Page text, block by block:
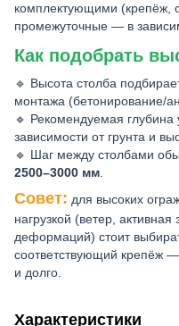
комплектующими (крепёж,
промежуточные — в
Как подобрать
🔹 Высота столба
монтажа (бетонирование/
🔹 Рекомендуемая глубина
зависимости от грунта и
🔹 Шаг между столбами
2500–3000 мм
Совет: для высоких
нагрузкой (ветер,
деформаций) стоит
соответствующий крепёж —
и долго.
Характеристики